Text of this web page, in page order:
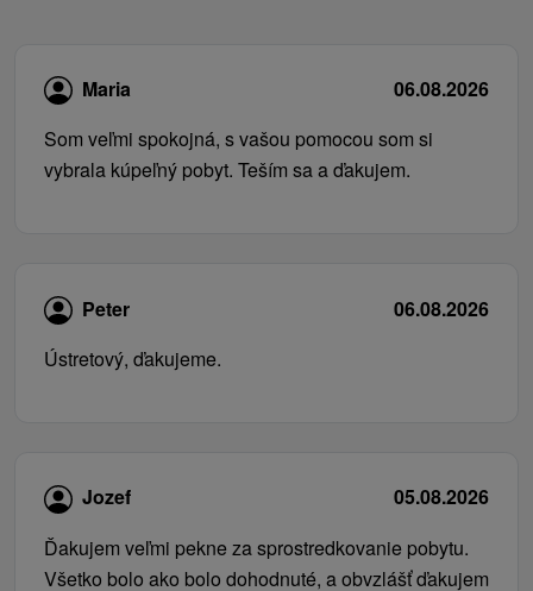
Maria
06.08.2026
Som veľmi spokojná, s vašou pomocou som si
vybrala kúpeľný pobyt. Teším sa a ďakujem.
Peter
06.08.2026
Ústretový, ďakujeme.
Jozef
05.08.2026
Ďakujem veľmi pekne za sprostredkovanie pobytu.
Všetko bolo ako bolo dohodnuté, a obvzlášť ďakujem